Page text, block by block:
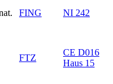
FING NI 242
FTZ
CE D016
Haus 15